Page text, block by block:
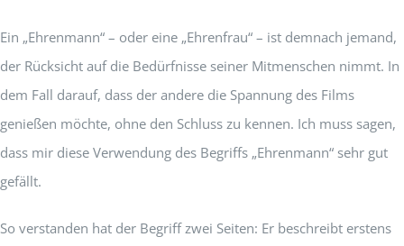
Ein „Ehrenmann“ – oder eine „Ehrenfrau“ – ist demnach jemand,
der Rücksicht auf die Bedürfnisse seiner Mitmenschen nimmt. In
dem Fall darauf, dass der andere die Spannung des Films
genießen möchte, ohne den Schluss zu kennen. Ich muss sagen,
dass mir diese Verwendung des Begriffs „Ehrenmann“ sehr gut
gefällt.
So verstanden hat der Begriff zwei Seiten: Er beschreibt erstens